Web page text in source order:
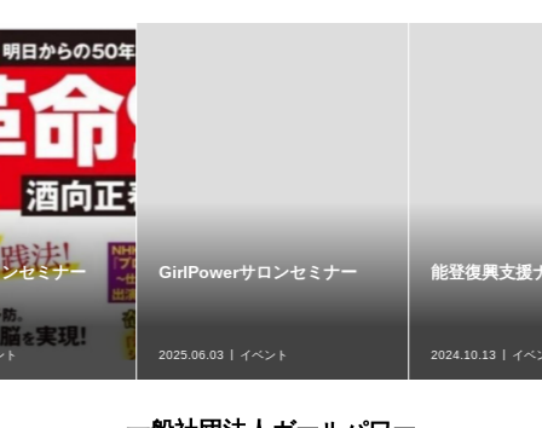
GirlPowerサロンセミナー
イベント
能登復興支援ナイト